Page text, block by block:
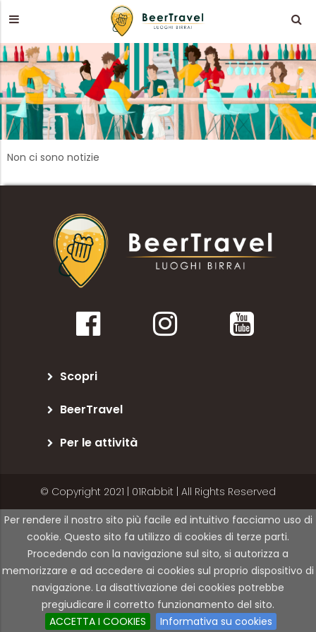
Per rendere il nostro sito più facile ed intuitivo facciamo uso di
cookie. Questo sito fa utilizzo di cookies di terze parti.
Procedendo con la navigazione sul sito, si autorizza a
memorizzare e ad accedere ai cookies sul proprio dispositivo di
navigazione. La disattivazione dei cookies potrebbe
pregiudicare il corretto funzionamento del sito.
ACCETTA I COOKIES
Informativa su cookies
Non ci sono notizie
Scopri
BeerTravel
Per le attività
© Copyright 2021 | 01Rabbit | All Rights Reserved